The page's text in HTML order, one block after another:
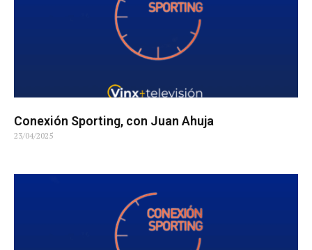
Conexión Sporting, con Juan Ahuja
23/04/2025